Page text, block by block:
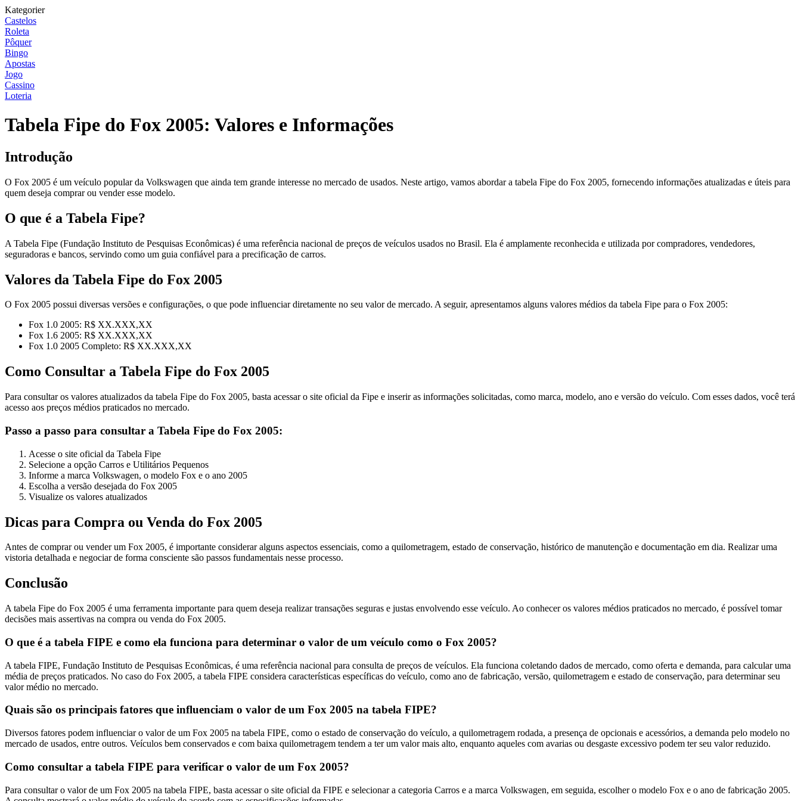
Kategorier
Castelos
Roleta
Pôquer
Bingo
Apostas
Jogo
Cassino
Loteria
Tabela Fipe do Fox 2005: Valores e Informações
Introdução
O Fox 2005 é um veículo popular da Volkswagen que ainda tem grande interesse no mercado de usados. Neste artigo, vamos abordar a tabela Fipe do Fox 2005, fornecendo informações atualizadas e úteis para
quem deseja comprar ou vender esse modelo.
O que é a Tabela Fipe?
A Tabela Fipe (Fundação Instituto de Pesquisas Econômicas) é uma referência nacional de preços de veículos usados no Brasil. Ela é amplamente reconhecida e utilizada por compradores, vendedores,
seguradoras e bancos, servindo como um guia confiável para a precificação de carros.
Valores da Tabela Fipe do Fox 2005
O Fox 2005 possui diversas versões e configurações, o que pode influenciar diretamente no seu valor de mercado. A seguir, apresentamos alguns valores médios da tabela Fipe para o Fox 2005:
Fox 1.0 2005: R$ XX.XXX,XX
Fox 1.6 2005: R$ XX.XXX,XX
Fox 1.0 2005 Completo: R$ XX.XXX,XX
Como Consultar a Tabela Fipe do Fox 2005
Para consultar os valores atualizados da tabela Fipe do Fox 2005, basta acessar o site oficial da Fipe e inserir as informações solicitadas, como marca, modelo, ano e versão do veículo. Com esses dados, você terá
acesso aos preços médios praticados no mercado.
Passo a passo para consultar a Tabela Fipe do Fox 2005:
Acesse o site oficial da Tabela Fipe
Selecione a opção Carros e Utilitários Pequenos
Informe a marca Volkswagen, o modelo Fox e o ano 2005
Escolha a versão desejada do Fox 2005
Visualize os valores atualizados
Dicas para Compra ou Venda do Fox 2005
Antes de comprar ou vender um Fox 2005, é importante considerar alguns aspectos essenciais, como a quilometragem, estado de conservação, histórico de manutenção e documentação em dia. Realizar uma
vistoria detalhada e negociar de forma consciente são passos fundamentais nesse processo.
Conclusão
A tabela Fipe do Fox 2005 é uma ferramenta importante para quem deseja realizar transações seguras e justas envolvendo esse veículo. Ao conhecer os valores médios praticados no mercado, é possível tomar
decisões mais assertivas na compra ou venda do Fox 2005.
O que é a tabela FIPE e como ela funciona para determinar o valor de um veículo como o Fox 2005?
A tabela FIPE, Fundação Instituto de Pesquisas Econômicas, é uma referência nacional para consulta de preços de veículos. Ela funciona coletando dados de mercado, como oferta e demanda, para calcular uma
média de preços praticados. No caso do Fox 2005, a tabela FIPE considera características específicas do veículo, como ano de fabricação, versão, quilometragem e estado de conservação, para determinar seu
valor médio no mercado.
Quais são os principais fatores que influenciam o valor de um Fox 2005 na tabela FIPE?
Diversos fatores podem influenciar o valor de um Fox 2005 na tabela FIPE, como o estado de conservação do veículo, a quilometragem rodada, a presença de opcionais e acessórios, a demanda pelo modelo no
mercado de usados, entre outros. Veículos bem conservados e com baixa quilometragem tendem a ter um valor mais alto, enquanto aqueles com avarias ou desgaste excessivo podem ter seu valor reduzido.
Como consultar a tabela FIPE para verificar o valor de um Fox 2005?
Para consultar o valor de um Fox 2005 na tabela FIPE, basta acessar o site oficial da FIPE e selecionar a categoria Carros e a marca Volkswagen, em seguida, escolher o modelo Fox e o ano de fabricação 2005.